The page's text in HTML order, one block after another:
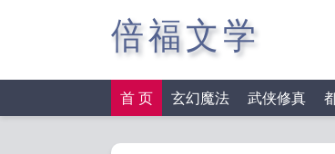
倍福文学
首 页 玄幻魔法 武侠修真